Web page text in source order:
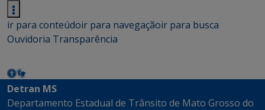
ir para conteúdoir para navegaçãoir para busca
Ouvidoria Transparência
Detran MS
Departamento Estadual de Trânsito de Mato Grosso do